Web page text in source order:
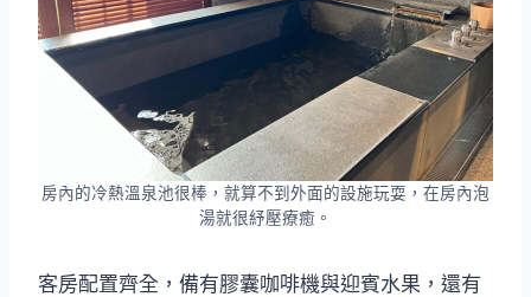
房內的冷熱溫泉池很棒，就算不到外面的設施玩耍，在房內泡
湯就很紓壓療癒。
客房配置齊全，備有膠囊咖啡機與迎賓水果，還有